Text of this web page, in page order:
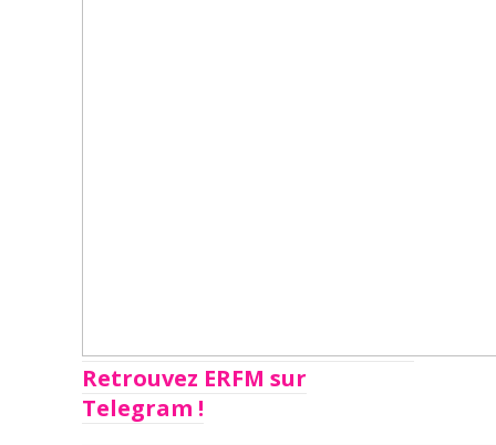
Retrouvez ERFM sur
Telegram !